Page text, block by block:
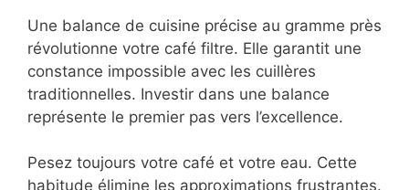
Une balance de cuisine précise au gramme près
révolutionne votre café filtre. Elle garantit une
constance impossible avec les cuillères
traditionnelles. Investir dans une balance
représente le premier pas vers l’excellence.
Pesez toujours votre café et votre eau. Cette
habitude élimine les approximations frustrantes.